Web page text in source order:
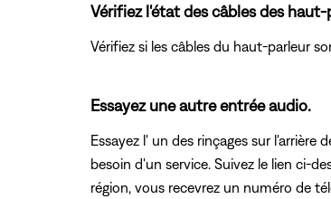
Vérifiez l'état des câbles des
Vérifiez si les câbles du haut-parleur
Essayez une autre entrée audio.
Essayez l' un des rinçages sur
besoin d'un service. Suivez le lien ci-
région, vous recevrez un numéro de